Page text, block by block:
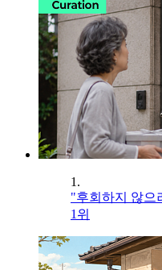
1.
"후회하지 않으
1위